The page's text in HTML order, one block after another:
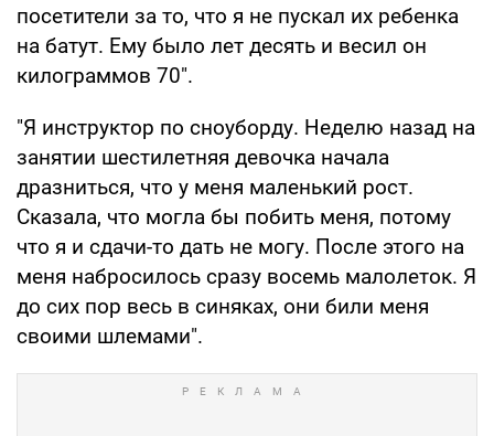
посетители за то, что я не пускал их ребенка
на батут. Ему было лет десять и весил он
килограммов 70".
"Я инструктор по сноуборду. Неделю назад на
занятии шестилетняя девочка начала
дразниться, что у меня маленький рост.
Сказала, что могла бы побить меня, потому
что я и сдачи-то дать не могу. После этого на
меня набросилось сразу восемь малолеток. Я
до сих пор весь в синяках, они били меня
своими шлемами".